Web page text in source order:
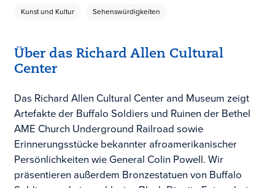
Kunst und Kultur Sehenswürdigkeiten
Über das Richard Allen Cultural
Center
Das Richard Allen Cultural Center and Museum zeigt
Artefakte der Buffalo Soldiers und Ruinen der Bethel
AME Church Underground Railroad sowie
Erinnerungsstücke bekannter afroamerikanischer
Persönlichkeiten wie General Colin Powell. Wir
präsentieren außerdem Bronzestatuen von Buffalo